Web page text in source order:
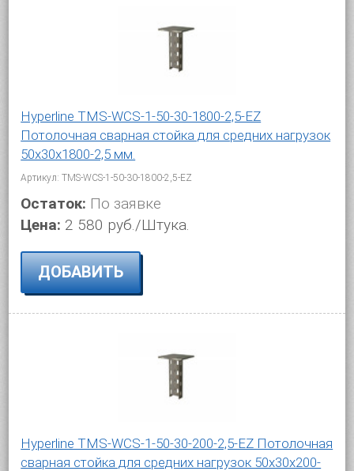
Hyperline TMS-WCS-1-50-30-1800-2,5-EZ
Потолочная сварная стойка для средних нагрузок
50х30х1800-2,5 мм.
Артикул: TMS-WCS-1-50-30-1800-2,5-EZ
Остаток: По заявке
Цена: 2 580 руб./Штука.
ДОБАВИТЬ
Hyperline TMS-WCS-1-50-30-200-2,5-EZ Потолочная
сварная стойка для средних нагрузок 50х30х200-